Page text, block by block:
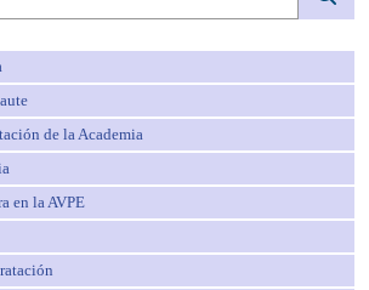
de la Academia
en la AVPE